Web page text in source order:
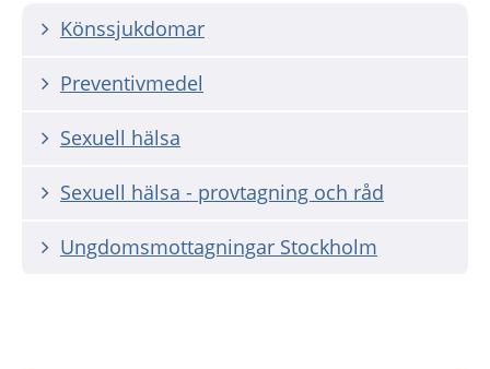
Könssjukdomar
Preventivmedel
Sexuell hälsa
Sexuell hälsa - provtagning och råd
Ungdomsmottagningar Stockholm